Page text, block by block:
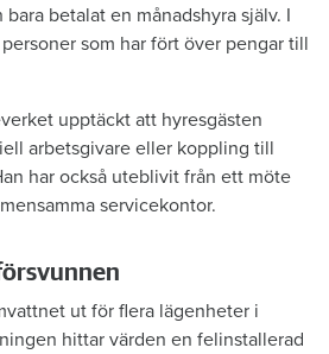
betalat en månadshyra själv. I
som har fört över pengar till
upptäckt att hyresgästen
arbetsgivare eller koppling till
har också uteblivit från ett möte
servicekontor.
ut för flera lägenheter i
hittar värden en felinstallerad